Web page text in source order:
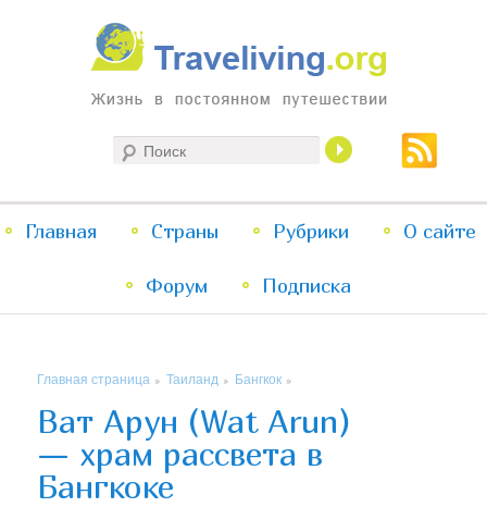
Traveliving
Жизнь в постоянном путешествии
меню
Перейти
к
Перейти
к
Главная Страны Рубрики О сайте
Форум Подписка
Главная страница »Таиланд » Бангкок »
Ват Арун (Wat Arun)
— храм рассвета в
Бангкоке